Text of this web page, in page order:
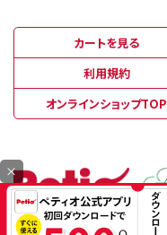
カートを見る
利用規約
オンラインショップTOP
×